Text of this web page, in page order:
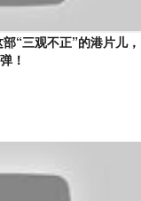
“三观不正”的港片儿，
！